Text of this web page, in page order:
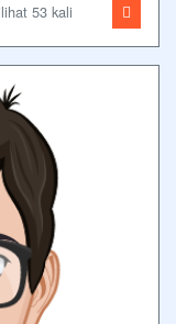
53 kali